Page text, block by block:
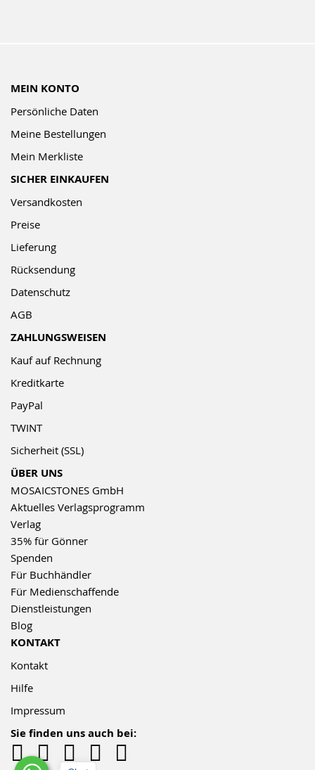
MEIN KONTO
Persönliche Daten
Meine Bestellungen
Mein Merkliste
SICHER EINKAUFEN
Versandkosten
Preise
Lieferung
Rücksendung
Datenschutz
AGB
ZAHLUNGSWEISEN
Kauf auf Rechnung
Kreditkarte
PayPal
TWINT
Sicherheit (SSL)
ÜBER UNS
MOSAICSTONES GmbH
Aktuelles Verlagsprogramm
Verlag
35% für Gönner
Spenden
Für Buchhändler
Für Medienschaffende
Dienstleistungen
Blog
KONTAKT
Kontakt
Hilfe
Impressum
Sie finden uns auch bei: